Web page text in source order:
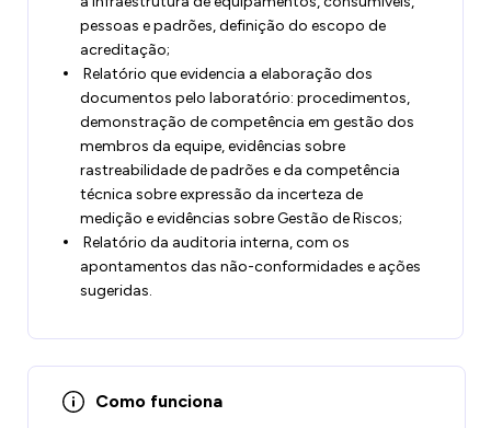
pessoas e padrões, definição do escopo de
acreditação;
Relatório que evidencia a elaboração dos
documentos pelo laboratório: procedimentos,
demonstração de competência em gestão dos
membros da equipe, evidências sobre
rastreabilidade de padrões e da competência
técnica sobre expressão da incerteza de
medição e evidências sobre Gestão de Riscos;
Relatório da auditoria interna, com os
apontamentos das não-conformidades e ações
sugeridas.
Como funciona